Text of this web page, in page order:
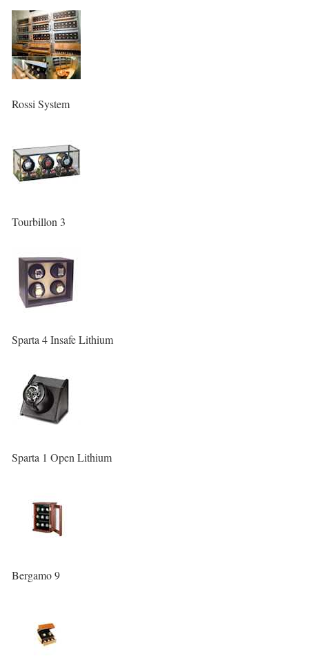
Rossi System
Tourbillon 3
Sparta 4 Insafe Lithium
Sparta 1 Open Lithium
Bergamo 9